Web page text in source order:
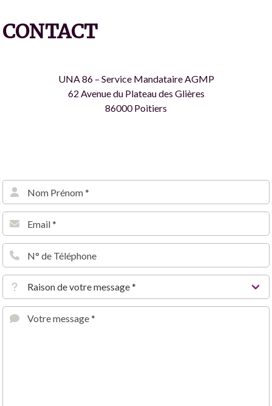
CONTACT
UNA 86 – Service Mandataire AGMP
62 Avenue du Plateau des Glières
86000 Poitiers
Veuillez laisser ce champ vide.